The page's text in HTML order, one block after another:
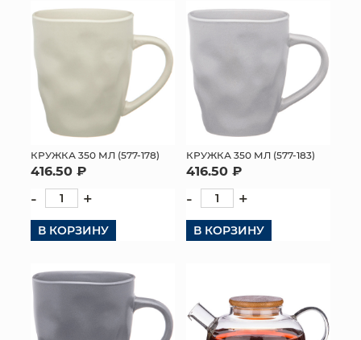
КРУЖКА 350 МЛ (577-178)
416.50 ₽
- +
В КОРЗИНУ
КРУЖКА 350 МЛ (577-183)
416.50 ₽
- +
В КОРЗИНУ